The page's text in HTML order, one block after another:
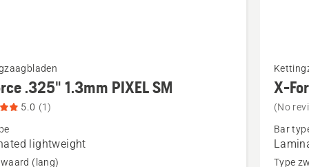
.325" 1.3mm PIXEL SM
5.0 (1)
lightweight
(lang)
meer
details
over
Force
X-
(No
Bar
Type